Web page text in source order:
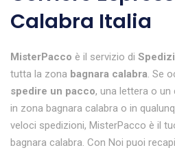
Calabra Italia
MisterPacco è il servizio di
tutta la zona bagnara calabra. Se
spedire un pacco, una lettera o
in zona bagnara calabra o in
veloci spedizioni, MisterPacco è il
bagnara calabra. Con Noi puoi